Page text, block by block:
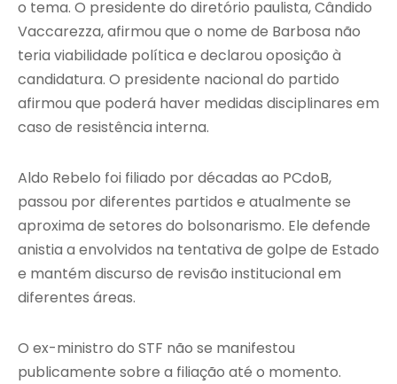
o tema. O presidente do diretório paulista, Cândido
Vaccarezza, afirmou que o nome de Barbosa não
teria viabilidade política e declarou oposição à
candidatura. O presidente nacional do partido
afirmou que poderá haver medidas disciplinares em
caso de resistência interna.
Aldo Rebelo foi filiado por décadas ao PCdoB,
passou por diferentes partidos e atualmente se
aproxima de setores do bolsonarismo. Ele defende
anistia a envolvidos na tentativa de golpe de Estado
e mantém discurso de revisão institucional em
diferentes áreas.
O ex-ministro do STF não se manifestou
publicamente sobre a filiação até o momento.